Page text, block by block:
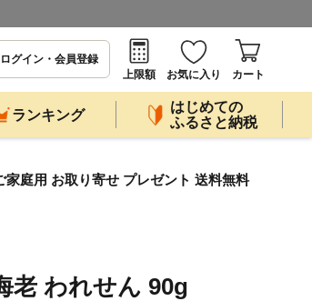
ログイン・会員登録
上限額
お気に入り カート
ランキング
はじめての
ふるさと納税
庭用 お取り寄せ プレゼント 送料無料
老 われせん 90g